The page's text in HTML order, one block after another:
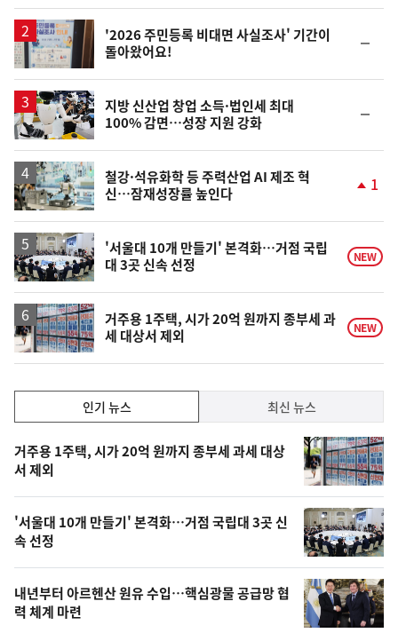
일
'2026 주민등록 비대면 사실조사' 기간이
돌아왔어요!
일
지방 신산업 창업 소득·법인세 최대
100% 감면…성장 지원 강화
일
철강·석유화학 등 주력산업 AI 제조 혁
신…잠재성장률 높인다
상
승
1
'서울대 10개 만들기' 본격화…거점 국립
대 3곳 신속 선정
NEW
거주용 1주택, 시가 20억 원까지 종부세 과
세 대상서 제외
NEW
기,
최
신,
오
늘
의
영
상
인기 뉴스 최신 뉴스
기
뉴
스
거주용 1주택, 시가 20억 원까지 종부세 과세 대상
서 제외
'서울대 10개 만들기' 본격화…거점 국립대 3곳 신
속 선정
내년부터 아르헨산 원유 수입…핵심광물 공급망 협
력 체계 마련